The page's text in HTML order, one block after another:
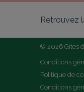
Retrouvez
© 2026 Gîtes
Conditions
Politique de
Conditions